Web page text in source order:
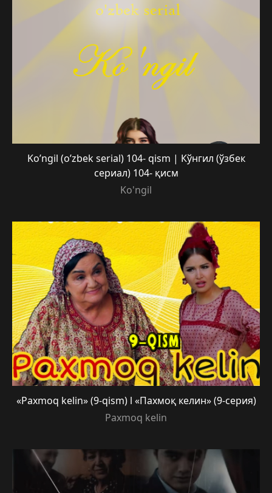
Ko’ngil (o’zbek serial) 104- qism | Кўнгил (ўзбек
сериал) 104- қисм
Ko'ngil
«Paxmoq kelin» (9-qism) l «Пахмоқ келин» (9-серия)
Paxmoq kelin